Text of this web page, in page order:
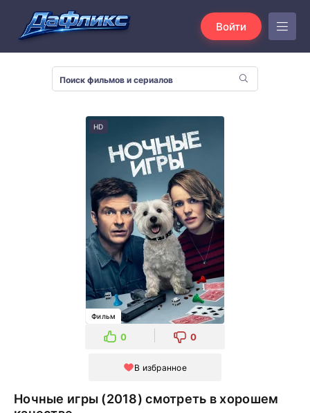
Войти
HD
Фильм
0 0
В избранное
Ночные игры (2018) смотреть в хорошем